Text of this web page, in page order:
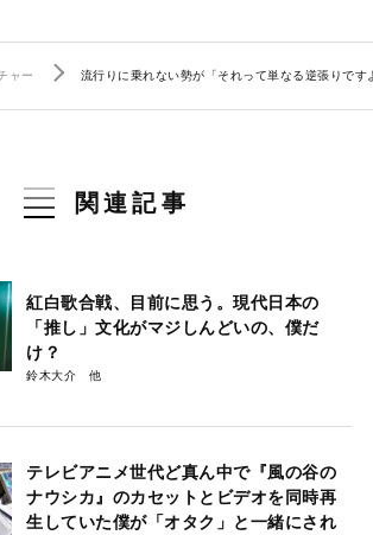
ャー 流行りに乗れない勢が「それって単なる逆張りで
関連記事
紅白歌合戦、目前に思う。現代日本の
「推し」文化がマジしんどいの、僕だ
け？
鈴木大介
テレビアニメ世代ど真ん中で『風の谷の
ナウシカ』のカセットとビデオを同時再
生していた僕が「オタク」と一緒にされ